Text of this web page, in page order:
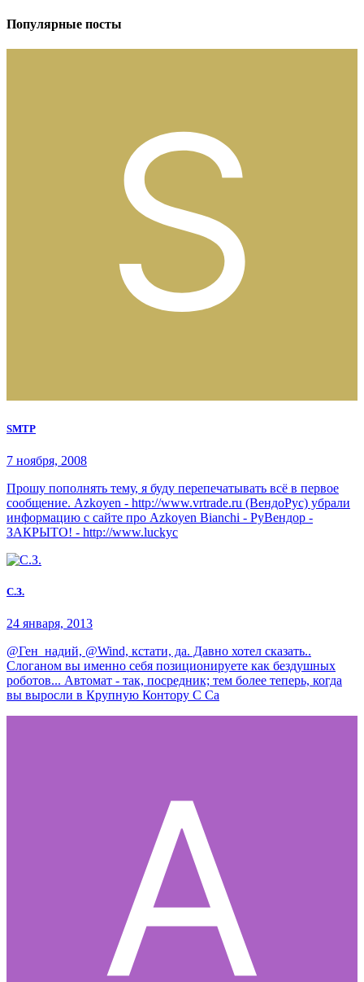
Популярные посты
SMTP
7 ноября, 2008
Прошу пополнять тему, я буду перепечатывать всё в первое
сообщение. Azkoyen - http://www.vrtrade.ru (ВендоРус) убрали
информацию с сайте про Azkoyen Bianchi - РуВендор -
ЗАКРЫТО! - http://www.luckyc
С.З.
24 января, 2013
@Ген_надий, @Wind, кстати, да. Давно хотел сказать..
Слоганом вы именно себя позиционируете как бездушных
роботов... Автомат - так, посредник; тем более теперь, когда
вы выросли в Крупную Контору С Са